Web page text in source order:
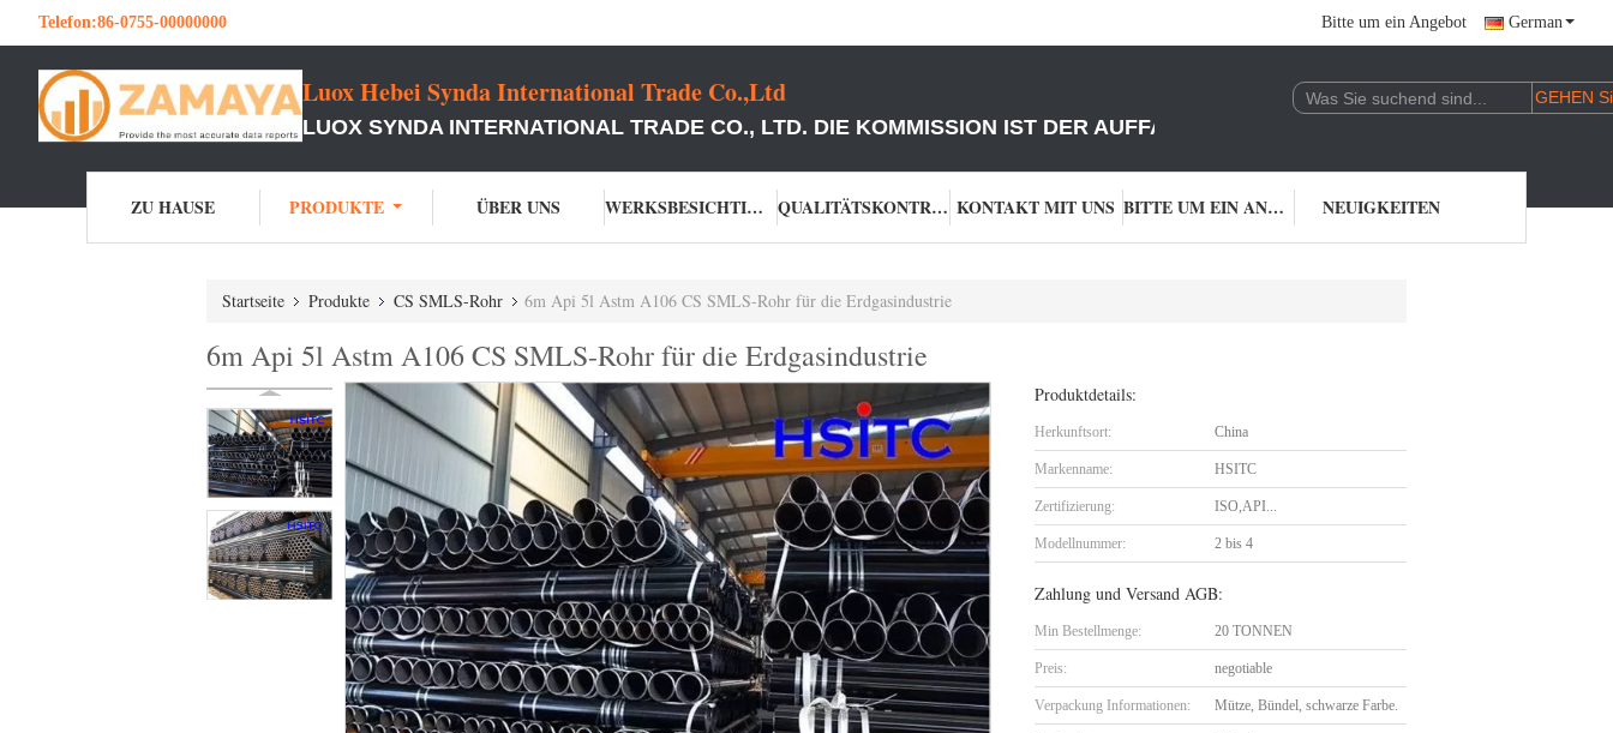
Telefon:86-0755-00000000 Bitte um ein Angebot German
Luox Hebei Synda International Trade Co.,Ltd
LUOX SYNDA INTERNATIONAL TRADE CO., LTD. DIE KOMMISSION IST DER AUFFASSUNG, DASS DIE IN DER
ZU HAUSE PRODUKTE ÜBER UNS WERKSBESICHTIGUNG QUALITÄTSKONTROLLE KONTAKT MIT UNS BITTE UM EIN ANGEBOT NEUIGKEITEN
Startseite Produkte CS SMLS-Rohr 6m Api 5l Astm A106 CS SMLS-Rohr für die Erdgasindustrie
6m Api 5l Astm A106 CS SMLS-Rohr für die Erdgasindustrie
Produktdetails:
Herkunftsort: China
Markenname: HSITC
Zertifizierung: ISO,API...
Modellnummer: 2 bis 4
Zahlung und Versand AGB:
Min Bestellmenge: 20 TONNEN
Preis: negotiable
Verpackung Informationen: Mütze, Bündel, schwarze Farbe.